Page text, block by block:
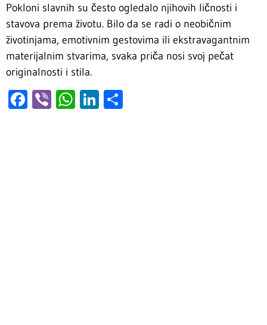
Pokloni slavnih su često ogledalo njihovih ličnosti i
stavova prema životu. Bilo da se radi o neobičnim
životinjama, emotivnim gestovima ili ekstravagantnim
materijalnim stvarima, svaka priča nosi svoj pečat
originalnosti i stila.
Facebook
ViberWhatsApp
LinkedIn